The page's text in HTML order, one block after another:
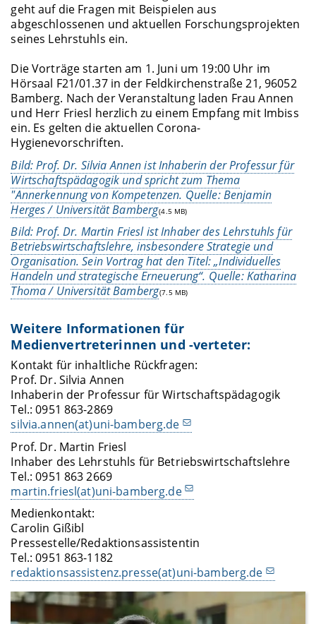
geht auf die Fragen mit Beispielen aus
abgeschlossenen und aktuellen Forschungsprojekten
seines Lehrstuhls ein.
Die Vorträge starten am 1. Juni um 19:00 Uhr im
Hörsaal F21/01.37 in der Feldkirchenstraße 21, 96052
Bamberg. Nach der Veranstaltung laden Frau Annen
und Herr Friesl herzlich zu einem Empfang mit Imbiss
ein. Es gelten die aktuellen Corona-
Hygienevorschriften.
Bild: Prof. Dr. Silvia Annen ist Inhaberin der Professur für
Wirtschaftspädagogik und spricht zum Thema
"Annerkennung von Kompetenzen. Quelle: Benjamin
Herges / Universität Bamberg(4.5 MB)
Bild: Prof. Dr. Martin Friesl ist Inhaber des Lehrstuhls für
Betriebswirtschaftslehre, insbesondere Strategie und
Organisation. Sein Vortrag hat den Titel: „Individuelles
Handeln und strategische Erneuerung“. Quelle: Katharina
Thoma / Universität Bamberg(7.5 MB)
Weitere Informationen für
Medienvertreterinnen und -verteter:
Kontakt für inhaltliche Rückfragen:
Prof. Dr. Silvia Annen
Inhaberin der Professur für Wirtschaftspädagogik
Tel.: 0951 863-2869
silvia.annen(at)uni-bamberg.de
Prof. Dr. Martin Friesl
Inhaber des Lehrstuhls für Betriebswirtschaftslehre
Tel.: 0951 863 2669
martin.friesl(at)uni-bamberg.de
Medienkontakt:
Carolin Gißibl
Pressestelle/Redaktionsassistentin
Tel.: 0951 863-1182
redaktionsassistenz.presse(at)uni-bamberg.de